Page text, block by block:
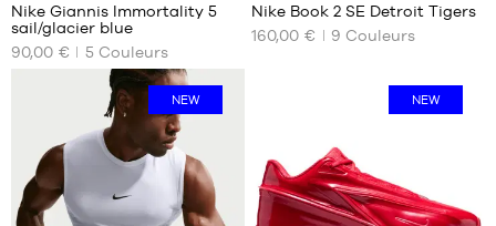
NOS
TAILLES
DISPONIBLES
40.5
41
42
42.5
Nike Giannis Immortality 5
sail/glacier blue
90,00 €
5 Couleurs
NOS
41
42
42.5
Nike Book 2 SE Detroit Tigers
160,00 €
9 Couleurs
NEW NEW